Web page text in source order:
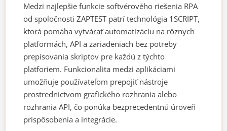
Medzi najlepšie funkcie softvérového riešenia RPA
od spoločnosti ZAPTEST patrí technológia 1SCRIPT,
ktorá pomáha vytvárať automatizáciu na rôznych
platformách, API a zariadeniach bez potreby
prepisovania skriptov pre každú z týchto
platforiem. Funkcionalita medzi aplikáciami
umožňuje používateľom prepojiť nástroje
prostredníctvom grafického rozhrania alebo
rozhrania API, čo ponúka bezprecedentnú úroveň
prispôsobenia a integrácie.